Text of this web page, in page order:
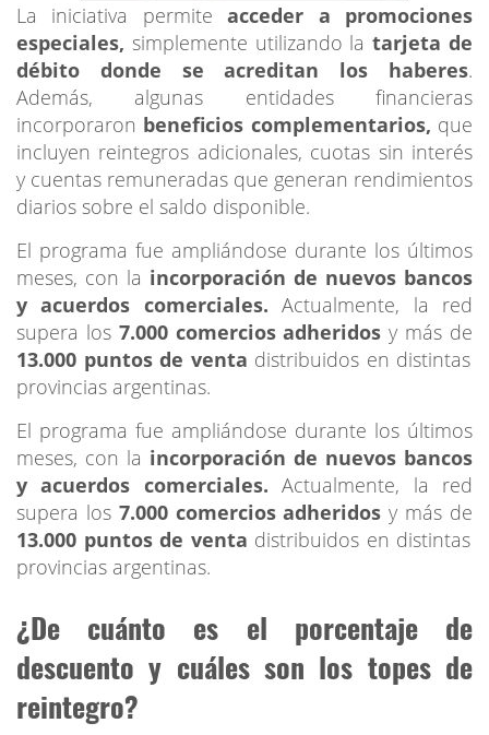
La iniciativa permiteacceder a promociones
especiales, simplemente utilizando la tarjeta de
débito donde se acreditan los haberes.
Además, algunas entidades financieras
incorporaron beneficios complementarios, que
incluyen reintegros adicionales, cuotas sin interés
y cuentas remuneradas que generan rendimientos
diarios sobre el saldo disponible.
El programa fue ampliándose durante los últimos
meses, con la incorporación de nuevos bancos
y acuerdos comerciales. Actualmente, la red
supera los 7.000 comercios adheridosy más de
13.000 puntos de venta distribuidos en distintas
provincias argentinas.
El programa fue ampliándose durante los últimos
meses, con la incorporación de nuevos bancos
y acuerdos comerciales. Actualmente, la red
supera los 7.000 comercios adheridosy más de
13.000 puntos de venta distribuidos en distintas
provincias argentinas.
¿De cuánto es el porcentaje de
descuento y cuáles son los topes de
reintegro?